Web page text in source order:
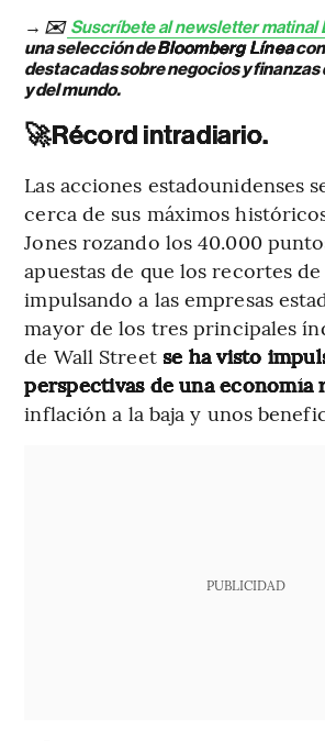
→ ✉️ Suscríbete al newsletter matinal
una selección deBloomberg Línea
destacadas sobre negocios y
y del mundo.
🚀Récord intradiario.
Las acciones estadounidenses
cerca de sus máximos
Jones rozando los 40.000
apuestas de que los recortes
impulsando a las empresas
mayor de los tres principales
de Wall Street se ha visto
perspectivas de una
inflación a la baja y unos
PUBLICIDAD